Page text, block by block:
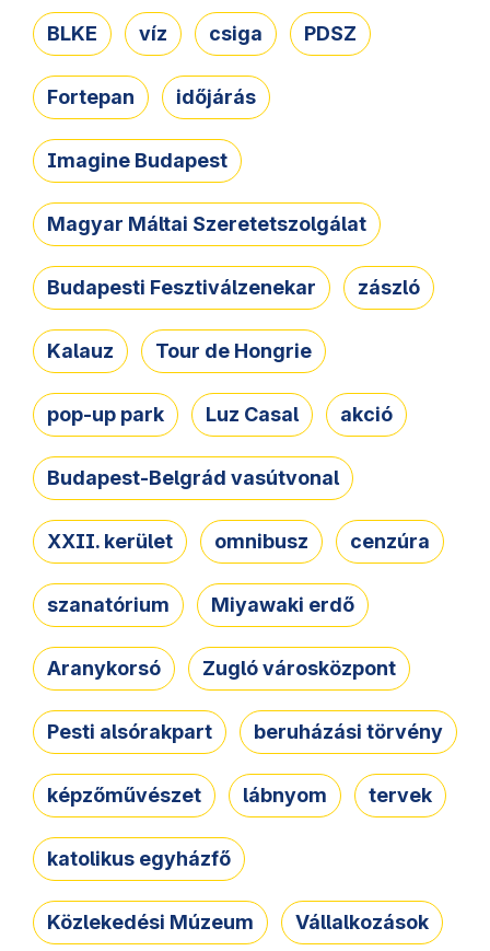
BLKE víz csiga PDSZ
Fortepan időjárás
Imagine Budapest
Magyar Máltai Szeretetszolgálat
Budapesti Fesztiválzenekar zászló
Kalauz Tour de Hongrie
pop-up park Luz Casal akció
Budapest-Belgrád vasútvonal
XXII. kerület omnibusz cenzúra
szanatórium Miyawaki erdő
Aranykorsó Zugló városközpont
Pesti alsórakpart beruházási törvény
képzőművészet lábnyom tervek
katolikus egyházfő
Közlekedési Múzeum Vállalkozások